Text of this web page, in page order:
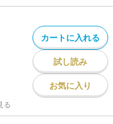
カートに入れる
試し読み
お気に入り
る